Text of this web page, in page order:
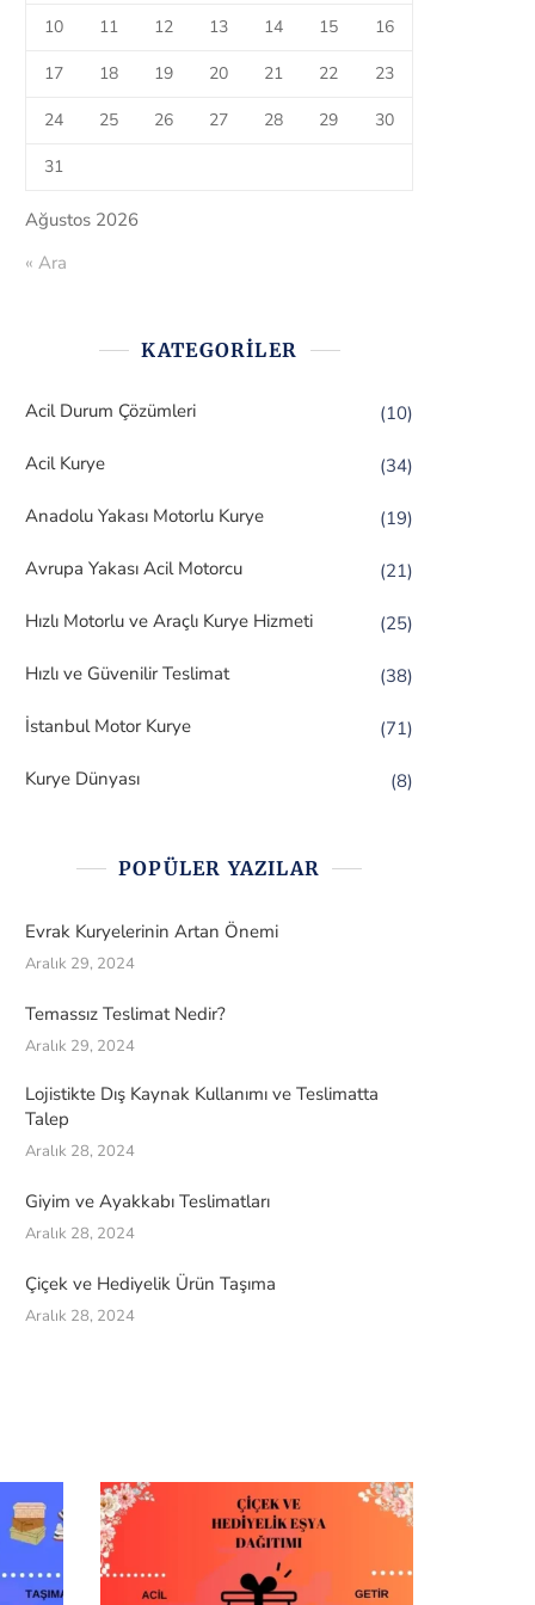
Ağustos 2026
10 11 12 13 14 15 16
17 18 19 20 21 22 23
24 25 26 27 28 29 30
31
« Ara
KATEGORILER
Acil Durum Çözümleri (10)
Acil Kurye (34)
Anadolu Yakası Motorlu Kurye (19)
Avrupa Yakası Acil Motorcu (21)
Hızlı Motorlu ve Araçlı Kurye Hizmeti (25)
Hızlı ve Güvenilir Teslimat (38)
İstanbul Motor Kurye (71)
Kurye Dünyası (8)
POPÜLER YAZILAR
Evrak Kuryelerinin Artan Önemi
Aralık 29, 2024
Temassız Teslimat Nedir?
Aralık 29, 2024
Lojistikte Dış Kaynak Kullanımı ve Teslimatta
Talep
Aralık 28, 2024
Giyim ve Ayakkabı Teslimatları
Aralık 28, 2024
Çiçek ve Hediyelik Ürün Taşıma
Aralık 28, 2024